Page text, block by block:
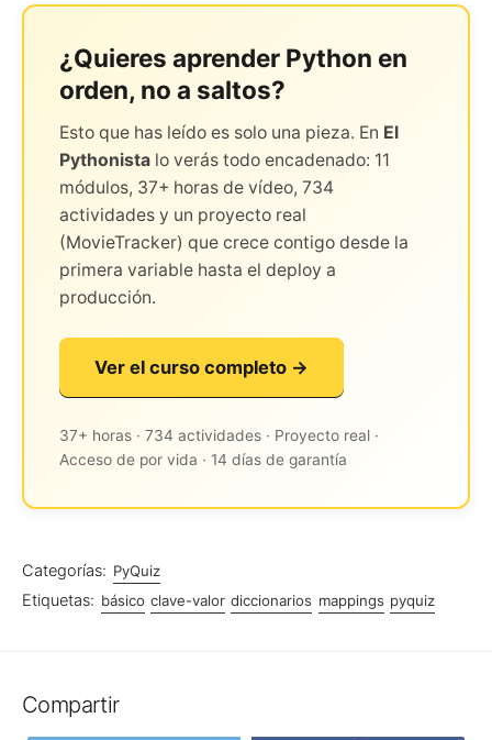
¿Quieres aprender Python en
orden, no a saltos?
Esto que has leído es solo una pieza. En El
Pythonista lo verás todo encadenado: 11
módulos, 37+ horas de vídeo, 734
actividades y un proyecto real
(MovieTracker) que crece contigo desde la
primera variable hasta el deploy a
producción.
Ver el curso completo →
37+ horas · 734 actividades · Proyecto real ·
Acceso de por vida · 14 días de garantía
Categorías: PyQuiz
Etiquetas: básico clave-valor diccionarios mappings pyquiz
Compartir